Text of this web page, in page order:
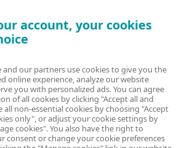
Cliente atual?
account, your cookies
and our partners use cookies to give you the
online experience, analyze our website
you with personalized ads. You can agree
of all cookies by clicking "Accept all and
all non-essential cookies by choosing "Accept
only", or adjust your cookie settings by
cookies". You also have the right to
consent or change your cookie preferences